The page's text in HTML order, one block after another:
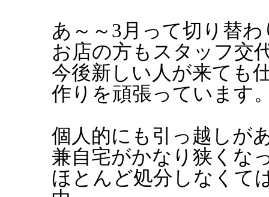
あ～～3月って切り替
お店の方もスタッフ交
今後新しい人が来ても
作りを頑張っています
個人的にも引っ越しが
兼自宅がかなり狭くな
ほとんど処分しなくて